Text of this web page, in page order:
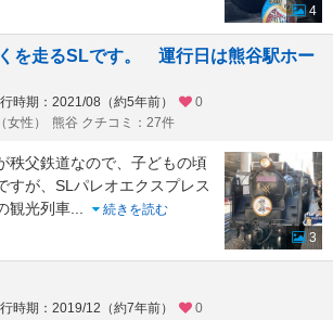
4
を走るSLです。 運行日は熊谷駅ホー
時期：2021/08（約5年前）
0
女性） 熊谷 クチコミ：27件
秩父鉄道なので、子どもの頃
すが、SLパレオエクスプレス
観光列車
続きを読む
3
時期：2019/12（約7年前）
0